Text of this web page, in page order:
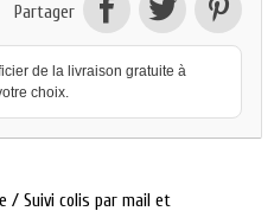
Partager
de la livraison gratuite à
choix.
/ Suivi colis par mail et